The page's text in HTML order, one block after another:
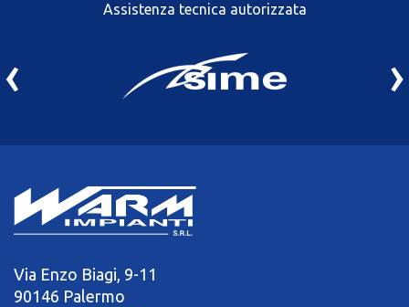
Assistenza tecnica autorizzata
‹ ›
Via Enzo Biagi, 9-11
90146 Palermo